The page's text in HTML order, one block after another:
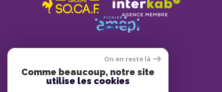
On en reste là
Comme beaucoup, notre site
utilise les cookies